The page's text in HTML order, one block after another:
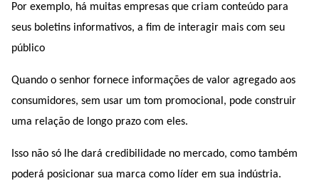
Por exemplo, há muitas empresas que criam conteúdo para
seus boletins informativos, a fim de interagir mais com seu
público
Quando o senhor fornece informações de valor agregado aos
consumidores, sem usar um tom promocional, pode construir
uma relação de longo prazo com eles.
Isso não só lhe dará credibilidade no mercado, como também
poderá posicionar sua marca como líder em sua indústria.